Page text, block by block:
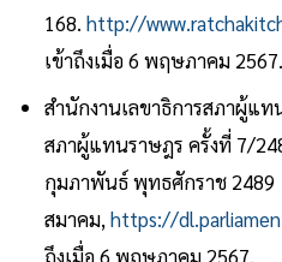
168. http://
เข้าถึงเมื่อ 6 พฤษภาคม 2567.
สำนักงานเลขาธิการสภาผู้แ
สภาผู้แทนราษฎร ครั้งที่ 7/
กุมภาพันธ์ พุทธศักราช
สมาคม, https://
ถึงเมื่อ 6 พฤษภาคม 2567.